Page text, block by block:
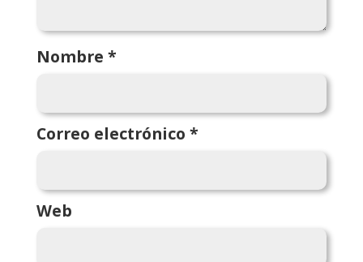
Nombre *
Correo electrónico *
Web